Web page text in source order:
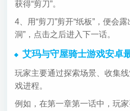
获得“剪刀”。
4、用“剪刀”剪开“纸板”，便会
洞”，点击之后进入下一话。
艾玛与守屋骑士游戏安卓
玩家主要通过探索场景、收集
戏进程。
例如，在第一章第一话中，玩